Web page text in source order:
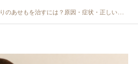
のあせもを治すには？原因・症状・正しいケア方法を解説